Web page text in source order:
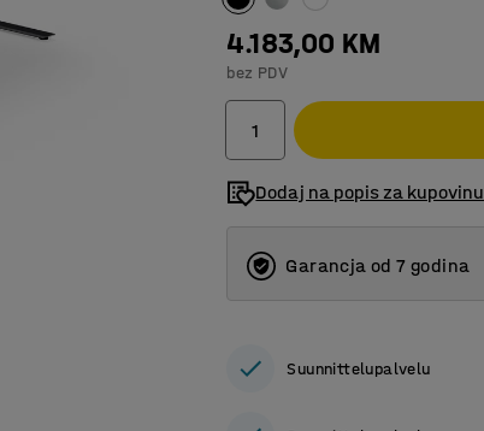
3200
4000
4.183,00 KM
bez PDV
Dodaj na popis za kupovinu
Garancja od 7 godina
Suunnittelupalvelu